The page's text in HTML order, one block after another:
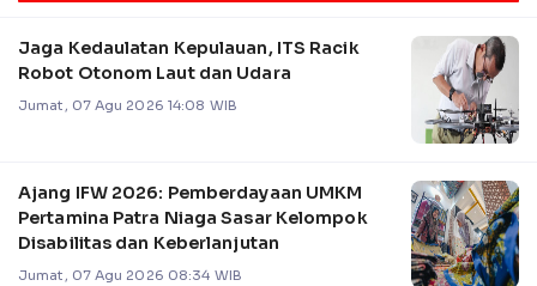
Jaga Kedaulatan Kepulauan, ITS Racik
Robot Otonom Laut dan Udara
Jumat, 07 Agu 2026 14:08 WIB
Ajang IFW 2026: Pemberdayaan UMKM
Pertamina Patra Niaga Sasar Kelompok
Disabilitas dan Keberlanjutan
Jumat, 07 Agu 2026 08:34 WIB